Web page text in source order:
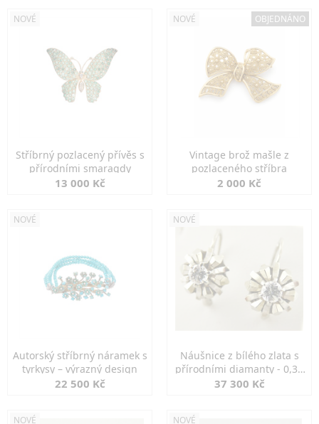
NOVÉ
Stříbrný pozlacený přívěs s
přírodními smaragdy
13 000 Kč
NOVÉ OBJEDNÁNO
Vintage brož mašle z
pozlaceného stříbra
2 000 Kč
NOVÉ
Autorský stříbrný náramek s
tyrkysy – výrazný design
22 500 Kč
NOVÉ
Náušnice z bílého zlata s
přírodními diamanty - 0,30
ct
37 300 Kč
NOVÉ NOVÉ